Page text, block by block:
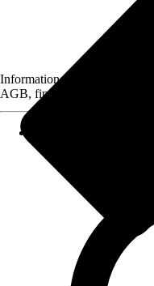
Informationen des
AGB, finden Sie bei Klick auf